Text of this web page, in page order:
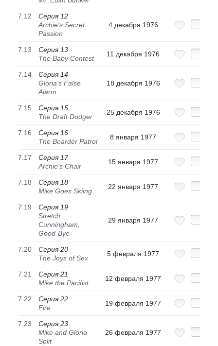
7.12
Серия 12
Archie's Secret
Passion
4 декабря 1976
7.13
Серия 13
The Baby Contest
11 декабря 1976
7.14
Серия 14
Gloria's False
Alarm
18 декабря 1976
7.15
Серия 15
The Draft Dodger
25 декабря 1976
7.16
Серия 16
The Boarder Patrol
8 января 1977
7.17
Серия 17
Archie's Chair
15 января 1977
7.18
Серия 18
Mike Goes Skiing
22 января 1977
7.19
Серия 19
Stretch
Cunningham,
Good-Bye
29 января 1977
7.20
Серия 20
The Joys of Sex
5 февраля 1977
7.21
Серия 21
Mike the Pacifist
12 февраля 1977
7.22
Серия 22
Fire
19 февраля 1977
7.23
Серия 23
Mike and Gloria
Split
26 февраля 1977